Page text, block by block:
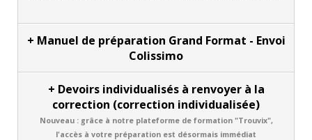
+ Manuel de préparation Grand Format - Envoi
Colissimo
+ Devoirs individualisés à renvoyer à la
correction (correction individualisée)
Nouveau : grâce à notre plateforme de formation "Trouvix",
l'accès à votre préparation est désormais immédiat